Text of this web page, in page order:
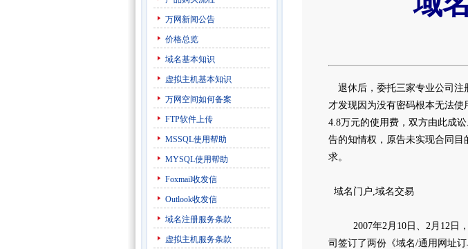
万网新闻公告
价格总览
域名基本知识
虚拟主机基本知识
万网空间如何备案
FTP软件上传
MSSQL使用帮助
MYSQL使用帮助
Foxmail收发信
Outlook收发信
域名注册服务条款
虚拟主机服务条款
退休后，委托三家专业公司注
才发现因为没有密码根本无法
4.8万元的使用费，双方由此成
告的知情权，原告未实现合同
求。
域名门户,域名交易
2007年2月10日、2月12日，
司签订了两份《域名/通用网址